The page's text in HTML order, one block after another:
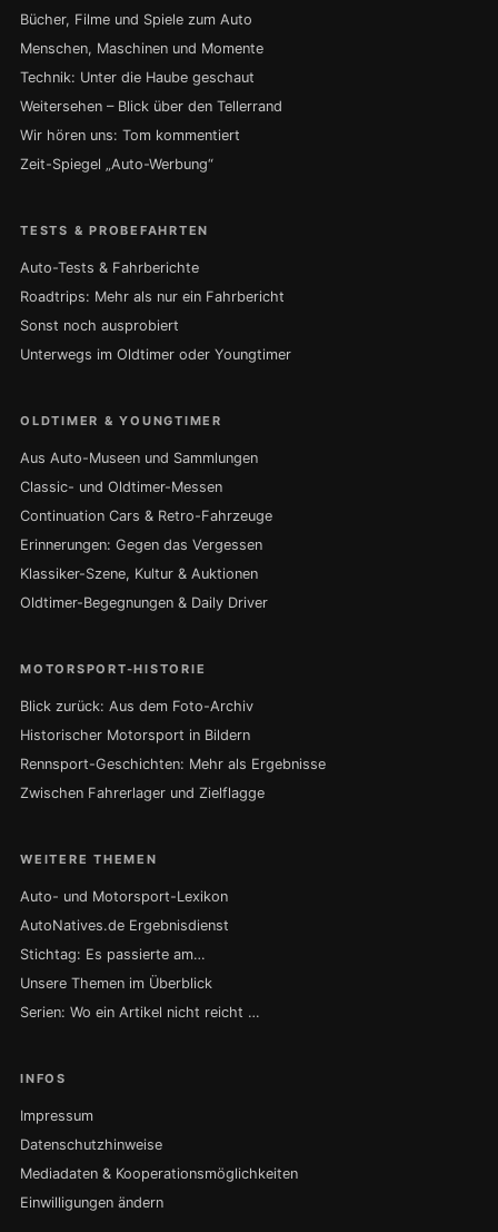
Bücher, Filme und Spiele zum Auto
Menschen, Maschinen und Momente
Technik: Unter die Haube geschaut
Weitersehen – Blick über den Tellerrand
Wir hören uns: Tom kommentiert
Zeit-Spiegel „Auto-Werbung“
TESTS & PROBEFAHRTEN
Auto-Tests & Fahrberichte
Roadtrips: Mehr als nur ein Fahrbericht
Sonst noch ausprobiert
Unterwegs im Oldtimer oder Youngtimer
OLDTIMER & YOUNGTIMER
Aus Auto-Museen und Sammlungen
Classic- und Oldtimer-Messen
Continuation Cars & Retro-Fahrzeuge
Erinnerungen: Gegen das Vergessen
Klassiker-Szene, Kultur & Auktionen
Oldtimer-Begegnungen & Daily Driver
MOTORSPORT-HISTORIE
Blick zurück: Aus dem Foto-Archiv
Historischer Motorsport in Bildern
Rennsport-Geschichten: Mehr als Ergebnisse
Zwischen Fahrerlager und Zielflagge
WEITERE THEMEN
Auto- und Motorsport-Lexikon
AutoNatives.de Ergebnisdienst
Stichtag: Es passierte am…
Unsere Themen im Überblick
Serien: Wo ein Artikel nicht reicht …
INFOS
Impressum
Datenschutzhinweise
Mediadaten & Kooperationsmöglichkeiten
Einwilligungen ändern